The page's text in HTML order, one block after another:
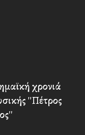
χρονιά
''Πέτρος